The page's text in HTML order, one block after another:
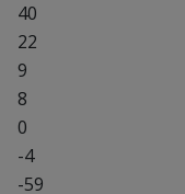
40
22
9
8
0
-4
-59